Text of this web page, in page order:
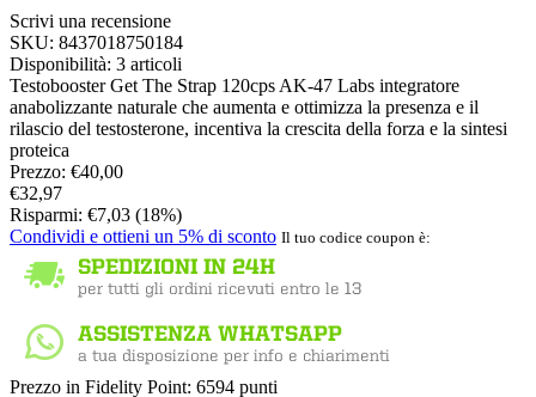
Scrivi una recensione
SKU: 8437018750184
Disponibilità: 3 articoli
Testobooster Get The Strap 120cps AK-47 Labs integratore
anabolizzante naturale che aumenta e ottimizza la presenza e il
rilascio del testosterone, incentiva la crescita della forza e la sintesi
proteica
Prezzo: €40,00
€32,97
Risparmi: €7,03 (18%)
Condividi e ottieni un 5% di sconto Il tuo codice coupon è:
Prezzo in Fidelity Point: 6594 punti